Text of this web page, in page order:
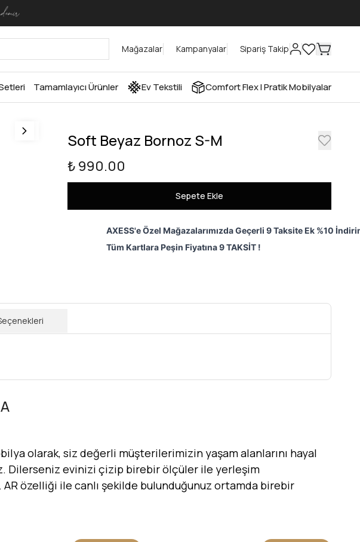
Mağazalar Kampanyalar Sipariş Takip
Tamamlayıcı Ürünler Ev Tekstili Comfort Flex I Pratik Mobilyalar
Soft Beyaz Bornoz S-M
₺ 990.00
Sepete Ekle
AXESS'e Özel Mağazalarımızda Geçerli 9 Taksite Ek %10
Tüm Kartlara Peşin Fiyatına 9 TAKSİT !
olarak, siz değerli müşterilerimizin yaşam alanlarını hayal
Dilerseniz evinizi çizip birebir ölçüler ile yerleşim
özelliği ile canlı şekilde bulunduğunuz ortamda birebir